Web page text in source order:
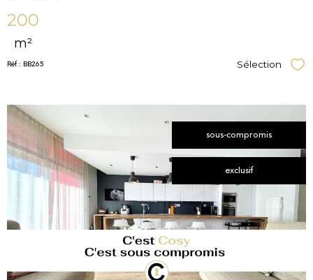
200
m²
Réf : BB265 Sélection
sous-compromis
exclusif
voir le
bien